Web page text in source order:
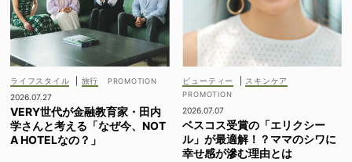
ライフスタイル
旅行
2026.07.27
VERY世代が金融教育家・田内
学さんと考える「なぜ今、NOT
A HOTELなの？」
ビューティー スキンケア
2026.07.07
ベスコス受賞の「エリクシー
ル」が最適解！？ママのシワに
幸せ感が滲む理由とは